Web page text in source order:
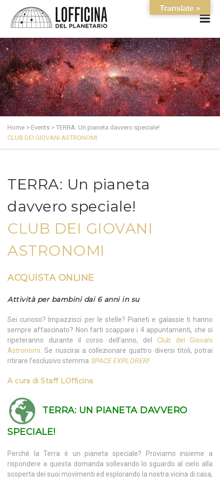
Home > Events > TERRA: Un pianeta davvero speciale!
CLUB DEI GIOVANI ASTRONOMI
TERRA: Un pianeta
davvero speciale!
CLUB DEI GIOVANI
ASTRONOMI
ACQUISTA ONLINE
Attività per bambini dai 6 anni in su
Sei curioso? Impazzisci per le stelle? Pianeti e galassie ti hanno
sempre affascinato? Non farti scappare i 4 appuntamenti, che si
ripeteranno durante il corso dell’anno, del Club dei Giovani
Astronomi . Se riuscirai a collezionare quattro diversi titoli, potrai
ritirare l’esclusivo stemma SPACE EXPLORER!
A cura di Staff LOfficina
TERRA: UN PIANETA DAVVERO
SPECIALE!
Perché la Terra è un pianeta speciale? Proviamo insieme a
rispondere a questa domanda sollevando lo sguardo al cielo alla
scoperta dei suoi movimenti ed esplorando la nostra vicina di casa,
Translate »